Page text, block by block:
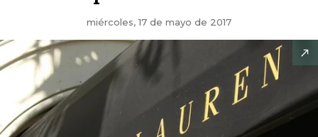
miércoles, 17 de mayo de 2017